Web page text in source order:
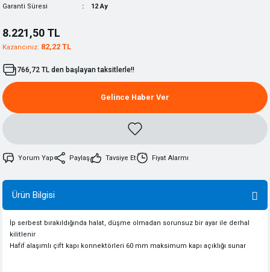
Garanti Süresi 12 Ay
8.221,50 TL
Kazancınız: 82,22 TL
766,72 TL den başlayan taksitlerle!!
Gelince Haber Ver
Yorum Yap Paylaş Tavsiye Et Fiyat Alarmı
Ürün Bilgisi
İp serbest bırakıldığında halat, düşme olmadan sorunsuz bir ayar ile derhal
kilitlenir
Hafif alaşımlı çift kapı konnektörleri 60 mm maksimum kapı açıklığı sunar